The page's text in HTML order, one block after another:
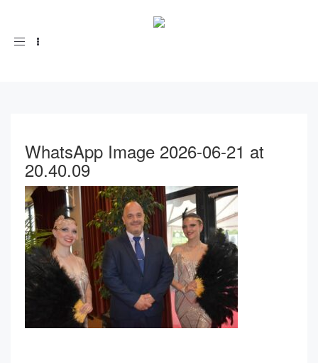
Toggle
WhatsApp Image 2026-06-21 at
20.40.09